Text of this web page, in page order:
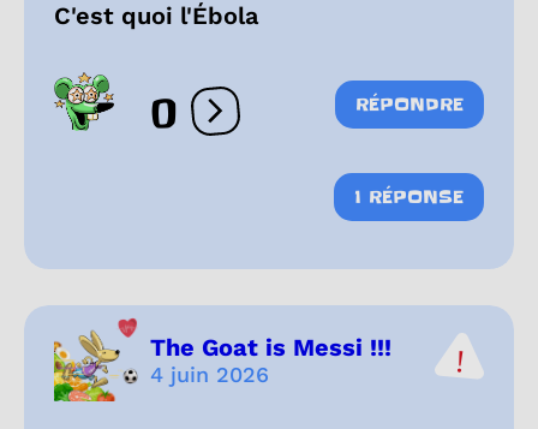
C'est quoi l'Ébola
0 Ouvrir les réactions
RÉPONDRE
1 RÉPONSE
The Goat is Messi !!!
4 juin 2026